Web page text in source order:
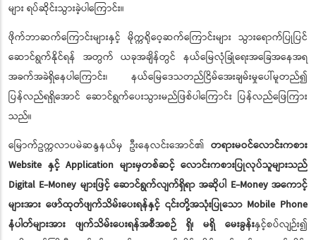
များ ရပ်ဆိုင်းသွားခဲ့ပါကြောင်း။
ဖိုက်ဘာဆက်ကြောင်းများနှင့် မိုက္ကရိုဝေ့ဆက်ကြောင်းများ သွားရောက်ပြုပြင်
ဆောင်ရွက်နိုင်ရန် အတွက် ယခုအချိန်တွင် နယ်မြေလုံခြုံရေးအခြေအနေအရ
အခက်အခဲရှိနေပါကြောင်း၊ နယ်မြေဒေသတည်ငြိမ်အေးချမ်းမှုပေါ်မူတည်၍
ပြန်လည်ရရှိအောင် ဆောင်ရွက်ပေးသွားမည်ဖြစ်ပါကြောင်း ပြန်လည်ဖြေကြား
သည်။
မြောက်ဥက္ကလာပမဲဆန္ဒနယ်မှ ဦးနေလင်းအောင်၏ တရားမဝင်လောင်းကစား
Website နှင့် Application များမှတစ်ဆင့် လောင်းကစားပြုလုပ်သူများသည်
Digital E-Money များဖြင့် ဆောင်ရွက်လျက်ရှိရာ အဆိုပါ E-Money အကောင့်
များအား ဖော်ထုတ်ဖျက်သိမ်းပေးရန်နှင့် ၎င်းတို့အသုံးပြုသော Mobile Phone
နံပါတ်များအား ဖျက်သိမ်းပေးရန်အစီအစဉ် ရှိ၊ မရှိ မေးခွန်းနှင့်စပ်လျဉ်း၍